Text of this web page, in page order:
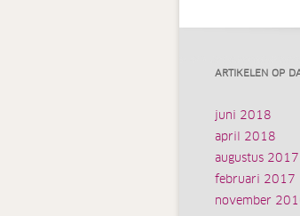
ARTIKELEN OP
juni 2018
april 2018
augustus 2017
februari 2017
november